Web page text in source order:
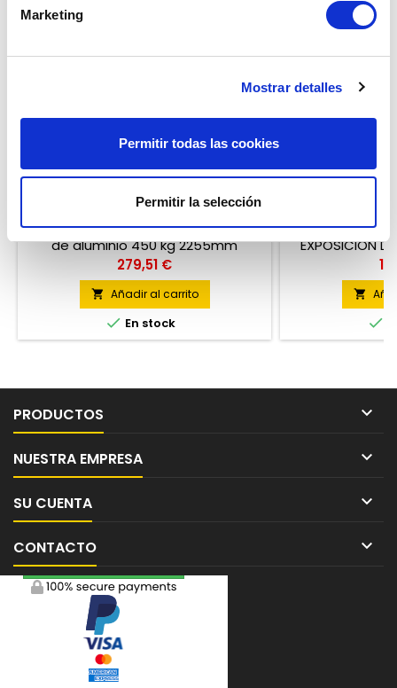
Marketing
Mostrar detalles
Permitir todas las cookies
Permitir la selección
PAR DE RAMPAS QUAD PLEGABLE
Reseña(s):0
Par de rampas de quad plegable
de aluminio 450 kg 2255mm
Precio
279,51 €
 Añadir al carrito
 En stock
PAR DE
PAR DE
EXPOSICIÓN


PRODUCTOS 
NUESTRA EMPRESA 
SU CUENTA 
CONTACTO 